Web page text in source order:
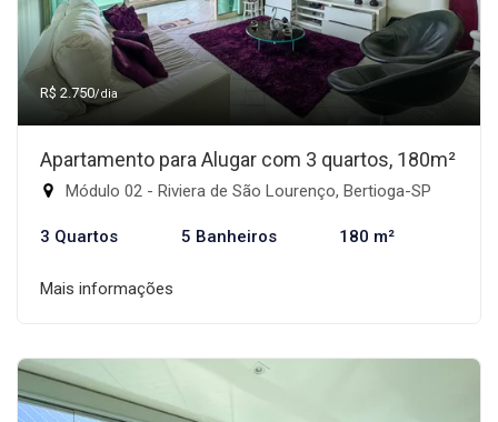
R$ 2.750/dia
Apartamento para Alugar com 3 quartos, 180m²
Módulo 02 - Riviera de São Lourenço, Bertioga-SP
3 Quartos 5 Banheiros 180 m²
Mais informações